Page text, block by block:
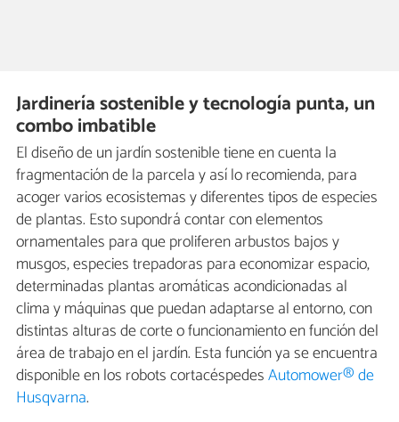
Jardinería sostenible y tecnología punta, un
combo imbatible
El diseño de un jardín sostenible tiene en cuenta la
fragmentación de la parcela y así lo recomienda, para
acoger varios ecosistemas y diferentes tipos de especies
de plantas. Esto supondrá contar con elementos
ornamentales para que proliferen arbustos bajos y
musgos, especies trepadoras para economizar espacio,
determinadas plantas aromáticas acondicionadas al
clima y máquinas que puedan adaptarse al entorno, con
distintas alturas de corte o funcionamiento en función del
área de trabajo en el jardín. Esta función ya se encuentra
disponible en los robots cortacéspedesAutomower® de
Husqvarna.